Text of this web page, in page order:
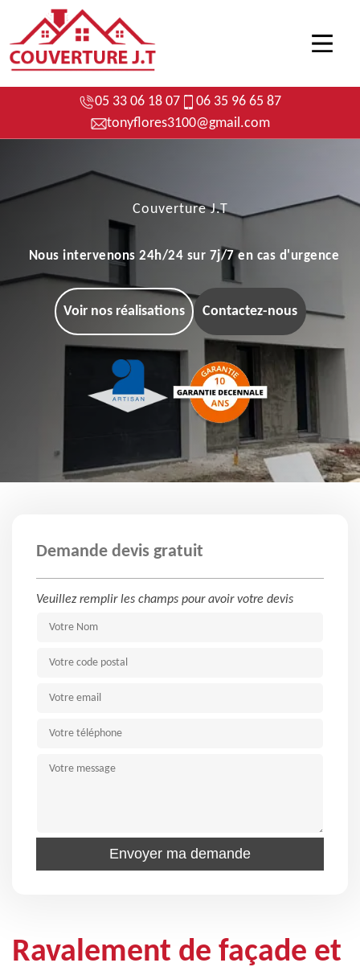
05 33 06 18 07
06 35 96 65 87
tonyflores3100@gmail.com
Couverture J.T
Nous intervenons 24h/24 sur 7j/7 en cas d'urgence
Voir nos réalisations Contactez-nous
Demande devis gratuit
Veuillez remplir les champs pour avoir votre devis
Ravalement de façade et